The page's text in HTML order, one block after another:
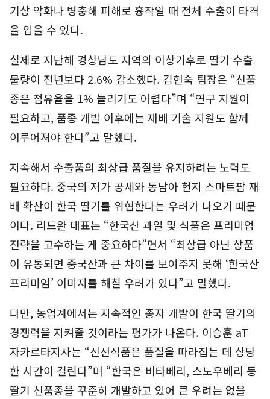
기상 악화나 병충해 피해로 흉작일 때 전체 수출이 타격
을 입을 수 있다.
실제로 지난해 경상남도 지역의 이상기후로 딸기 수출
물량이 전년보다 2.6% 감소했다. 김현숙 팀장은 “신품
종은 점유율을 1% 늘리기도 어렵다”며 “연구 지원이
필요하고, 품종 개발 이후에는 재배 기술 지원도 함께
이루어져야 한다”고 말했다.
지속해서 수출품의 최상급 품질을 유지하려는 노력도
필요하다. 중국의 저가 공세와 동남아 현지 스마트팜 재
배 확산이 한국 딸기를 위협한다는 우려가 나오기 때문
이다. 리드완 대표는 “한국산 과일 및 식품은 프리미엄
전략을 고수하는 게 중요하다”면서 “최상급 아닌 상품
이 유통되면 중국산과 큰 차이를 보여주지 못해 ‘한국산
프리미엄’ 이미지를 해칠 우려가 있다”고 말했다.
다만, 농업계에서는 지속적인 종자 개발이 한국 딸기의
경쟁력을 지켜줄 것이라는 평가가 나온다. 이승훈 aT
자카르타지사는 “신선식품은 품질을 따라잡는 데 상당
한 시간이 걸린다”며 “한국은 비타베리, 스노우베리 등
딸기 신품종을 꾸준히 개발하고 있어 큰 우려는 없을